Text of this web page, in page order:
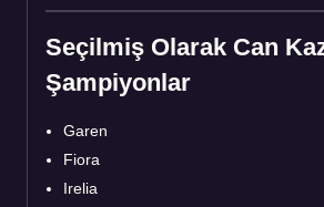
Seçilmiş Olarak Can
Şampiyonlar
Garen
Fiora
Irelia